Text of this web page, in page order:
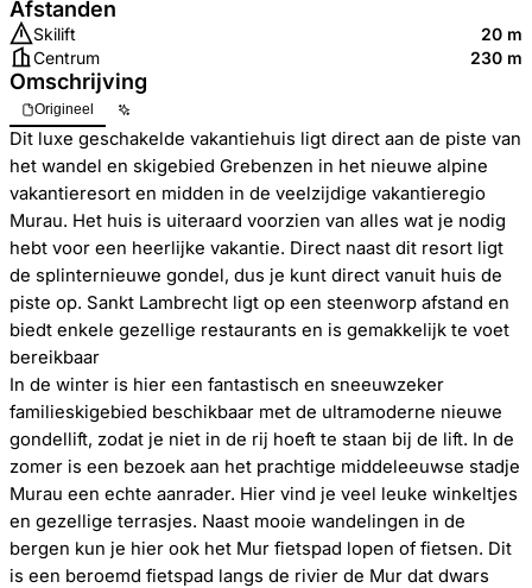
Afstanden
Skilift
20 m
Centrum
230 m
Omschrijving
Origineel
Dit luxe geschakelde vakantiehuis ligt direct aan de piste van
het wandel en skigebied Grebenzen in het nieuwe alpine
vakantieresort en midden in de veelzijdige vakantieregio
Murau. Het huis is uiteraard voorzien van alles wat je nodig
hebt voor een heerlijke vakantie. Direct naast dit resort ligt
de splinternieuwe gondel, dus je kunt direct vanuit huis de
piste op. Sankt Lambrecht ligt op een steenworp afstand en
biedt enkele gezellige restaurants en is gemakkelijk te voet
bereikbaar
In de winter is hier een fantastisch en sneeuwzeker
familieskigebied beschikbaar met de ultramoderne nieuwe
gondellift, zodat je niet in de rij hoeft te staan bij de lift. In de
zomer is een bezoek aan het prachtige middeleeuwse stadje
Murau een echte aanrader. Hier vind je veel leuke winkeltjes
en gezellige terrasjes. Naast mooie wandelingen in de
bergen kun je hier ook het Mur fietspad lopen of fietsen. Dit
is een beroemd fietspad langs de rivier de Mur dat dwars